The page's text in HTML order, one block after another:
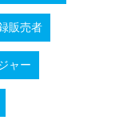
販売者
ャー